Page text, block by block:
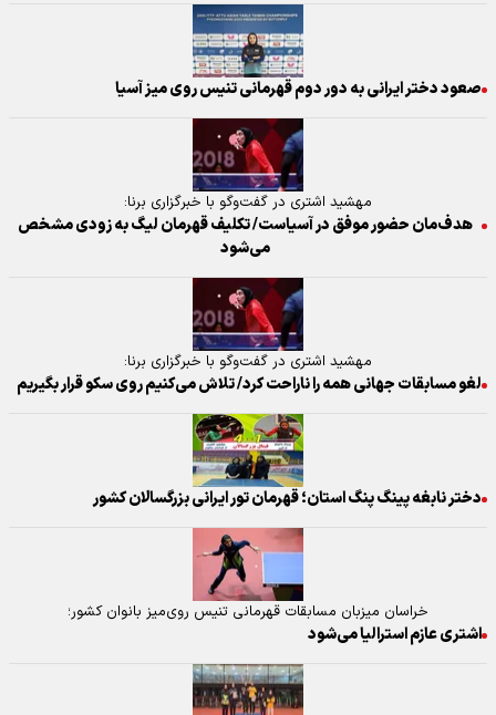
صعود دختر ایرانی به دور دوم قهرمانی تنیس روی میز آسیا
مهشید اشتری در گفت‌وگو با خبرگزاری برنا:
هدف‌مان حضور موفق در آسیاست/ تکلیف قهرمان لیگ به زودی مشخص
می‌شود
مهشید اشتری در گفت‌وگو با خبرگزاری برنا:
لغو مسابقات جهانی همه را ناراحت کرد/ تلاش می‌کنیم روی سکو قرار بگیریم
دختر نابغه پینگ پنگ استان؛ قهرمان تور ایرانی بزرگسالان کشور
خراسان میزبان مسابقات قهرمانی تنیس روی‌میز بانوان کشور؛
اشتری عازم استرالیا می‌شود